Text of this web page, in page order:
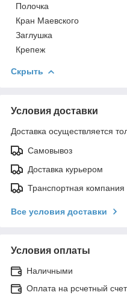
Полочка
Кран Маевского
Заглушка
Крепеж
Скрыть
Условия доставки
Доставка осуществляется
Самовывоз
Доставка курьером
Транспортная компания
Все условия доставки
Условия оплаты
Наличными
Оплата на рсчетный